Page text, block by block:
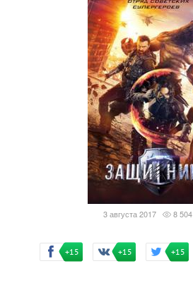
3 августа 2017 8 504
+15 +15 +15